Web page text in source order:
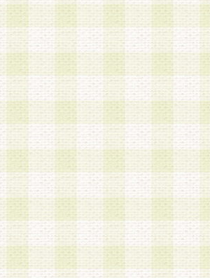
らに付随する業務
員個人を識別することのできる情報
人の承諾なく第三者に開示すること
る情報について第三者に開示または
員本人の同意を得るものとします。
に拘わらず、当社は、以下の目的に
となく、会員個人を識別できる情報
委託業者に対して当社の責任におい
します。な お、当社は、当該委託
これを遵守させるとともに、本規約
て当該情報を使用させるものとし ま
に係る謝礼、景品、調査サンプル品
電話、メール等の問い合わせなどへ
サーチ、またはグループ形式による